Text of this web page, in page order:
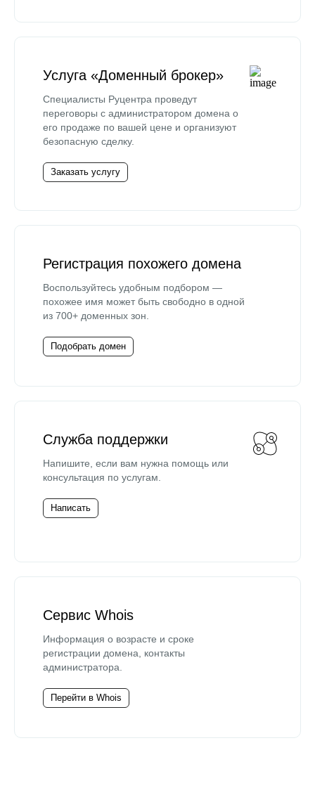
Услуга «Доменный брокер»
Специалисты Руцентра проведут
переговоры с администратором домена о
его продаже по вашей цене и организуют
безопасную сделку.
Заказать услугу
Регистрация похожего домена
Воспользуйтесь удобным подбором —
похожее имя может быть свободно в одной
из 700+ доменных зон.
Подобрать домен
Служба поддержки
Напишите, если вам нужна помощь или
консультация по услугам.
Написать
Сервис Whois
Информация о возрасте и сроке
регистрации домена, контакты
администратора.
Перейти в Whois